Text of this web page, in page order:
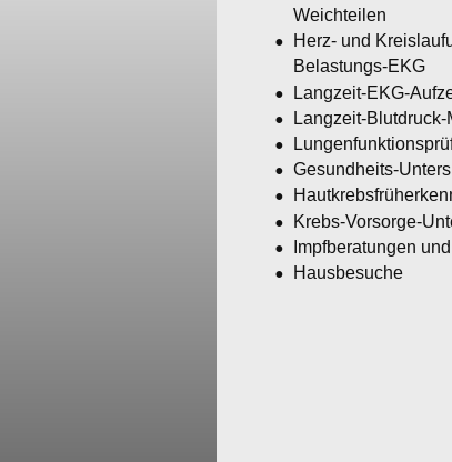
Weichteilen
•
Herz- und
Belastungs-EKG
• Langzeit-EKG-
• Langzeit-Blutdruck-
•
• Gesundheits-
•
• Krebs-Vorsorge-
• Impfberatungen
• Hausbesuche